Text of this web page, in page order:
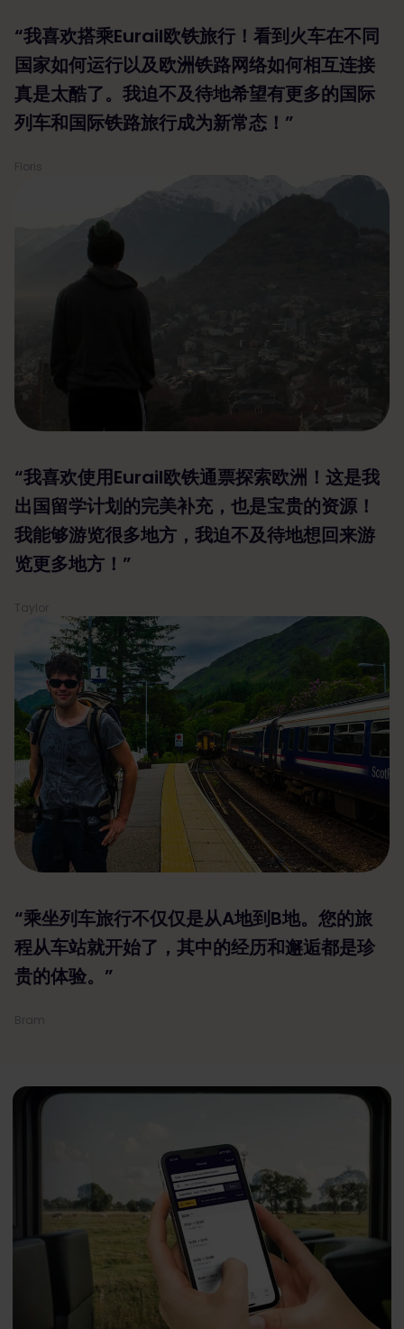
“我喜欢搭乘Eurail欧铁旅行！看到火车在不同
国家如何运行以及欧洲铁路网络如何相互连接
真是太酷了。我迫不及待地希望有更多的国际
列车和国际铁路旅行成为新常态！”
Floris
“我喜欢使用Eurail欧铁通票探索欧洲！这是我
出国留学计划的完美补充，也是宝贵的资源！
我能够游览很多地方，我迫不及待地想回来游
览更多地方！”
Taylor
“乘坐列车旅行不仅仅是从A地到B地。您的旅
程从车站就开始了，其中的经历和邂逅都是珍
贵的体验。”
Bram